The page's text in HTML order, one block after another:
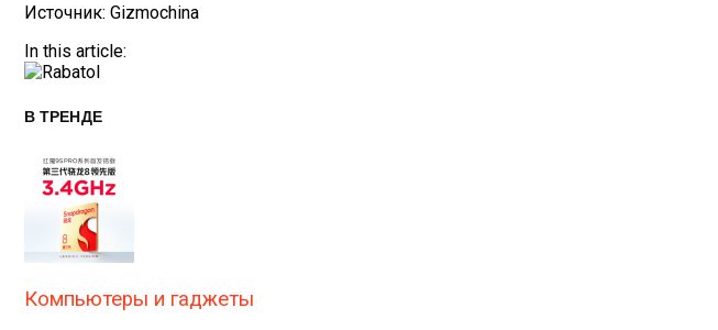
Источник: Gizmochina
In this article:
В ТРЕНДЕ
Компьютеры и гаджеты